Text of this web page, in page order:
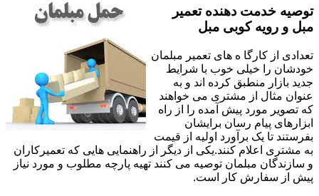
توصیه خدمت دهنده تعمیر
مبل و رویه کوبی مبل
تعدادی از کارگا ه های تعمیر مبلمان
خودشان را خیلی خوب با شرایط
جدید بازار منطبق کرده اند و به
عنوان مثال از مشتری می خواهند
که تصویر مورد پیش آمده را از راه
ابزارهای پیام رسان برایشان
بفرستند تا یک برآورد اولیه از قیمت
به مشتری اعلام کنند.یکی از دیگر از راهنمایی هایی که تعمیرکاران
و سازندگان مبلمان توصیه می کنند تهیه پارچه مطلوب و مورد نیاز
پیش از سفارش کار است.